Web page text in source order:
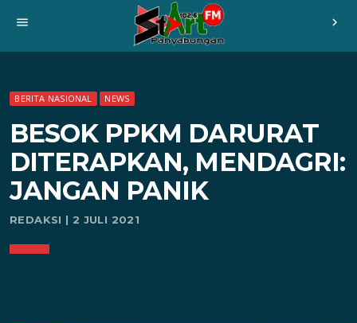
menu chevron_right
BERITA NASIONAL NEWS
BESOK PPKM DARURAT
DITERAPKAN, MENDAGRI:
JANGAN PANIK
REDAKSI | 2 JULI 2021